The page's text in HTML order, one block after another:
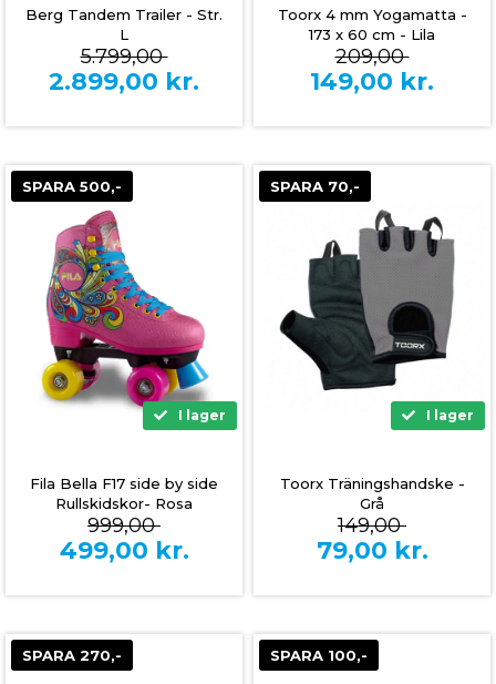
Berg Tandem Trailer - Str.
L
5.799,00
2.899,00 kr.
Toorx 4 mm Yogamatta -
173 x 60 cm - Lila
209,00
149,00 kr.
SPARA 500,-
I lager
Fila Bella F17 side by side
Rullskidskor- Rosa
999,00
499,00 kr.
SPARA 70,-
I lager
Toorx Träningshandske -
Grå
149,00
79,00 kr.
SPARA 270,- SPARA 100,-